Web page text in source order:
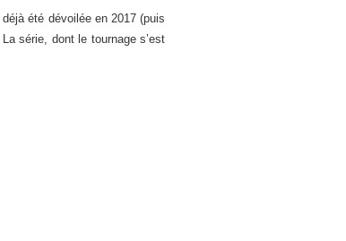
été dévoilée en 2017 (puis
série, dont le tournage s’est